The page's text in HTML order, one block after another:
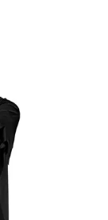
bajusz, műanyag
korona, esernyő,
vasvilla, stb.
Amennyiben a
képen több
termék szerepel,